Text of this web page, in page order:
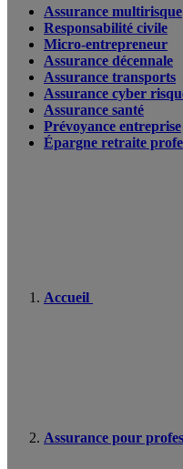
Assurance multirisque
Responsabilité civile
Micro-entrepreneur
Assurance décennale
Assurance transports
Assurance cyber
Assurance santé
Prévoyance entreprise
Épargne retraite
Accueil
Assurance pour